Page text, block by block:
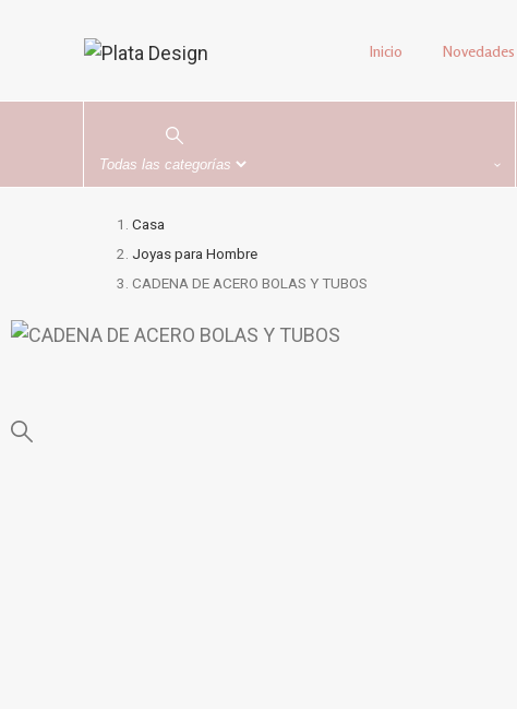
Inicio Novedades
Casa
Joyas para Hombre
CADENA DE ACERO BOLAS Y TUBOS